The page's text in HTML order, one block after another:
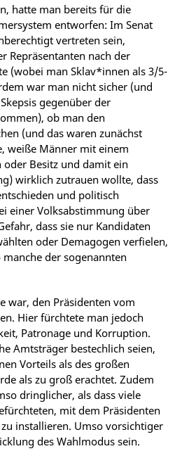
hatte man bereits für die
entworfen: Im Senat
vertreten sein,
Repräsentanten nach der
(wobei man Sklav*innen als 3/5-
war man nicht sicher (und
gegenüber der
ob man den
(und das waren zunächst
weiße Männer mit einem
Besitz und damit ein
wirklich zutrauen wollte, dass
und politisch
einer Volksabstimmung über
dass sie nur Kandidaten
oder Demagogen verfielen,
der sogenannten
war, den Präsidenten vom
Hier fürchtete man jedoch
Patronage und Korruption.
Amtsträger bestechlich seien,
Vorteils als des großen
als zu groß erachtet. Zudem
dringlicher, als dass viele
mit dem Präsidenten
installieren. Umso vorsichtiger
des Wahlmodus sein.